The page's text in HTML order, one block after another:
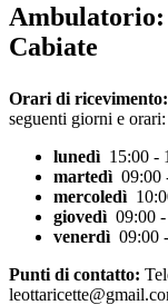
Ambulatorio:
Cabiate
Orari di ricevimento:
seguenti giorni e orari:
lunedì 15:00 -
martedì 09:00
mercoledì
giovedì 09:00
venerdì 09:00
Punti di contatto: